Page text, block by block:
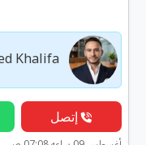
Khalifa
إتصل